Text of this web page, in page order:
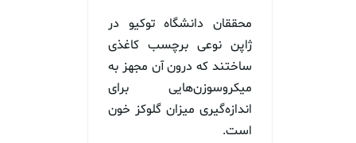
محققان دانشگاه توکیو در
ژاپن نوعی برچسب کاغذی
ساختند که درون آن مجهز به
میکروسوزن‌هایی برای
اندازه‌گیری میزان گلوکز خون
است.